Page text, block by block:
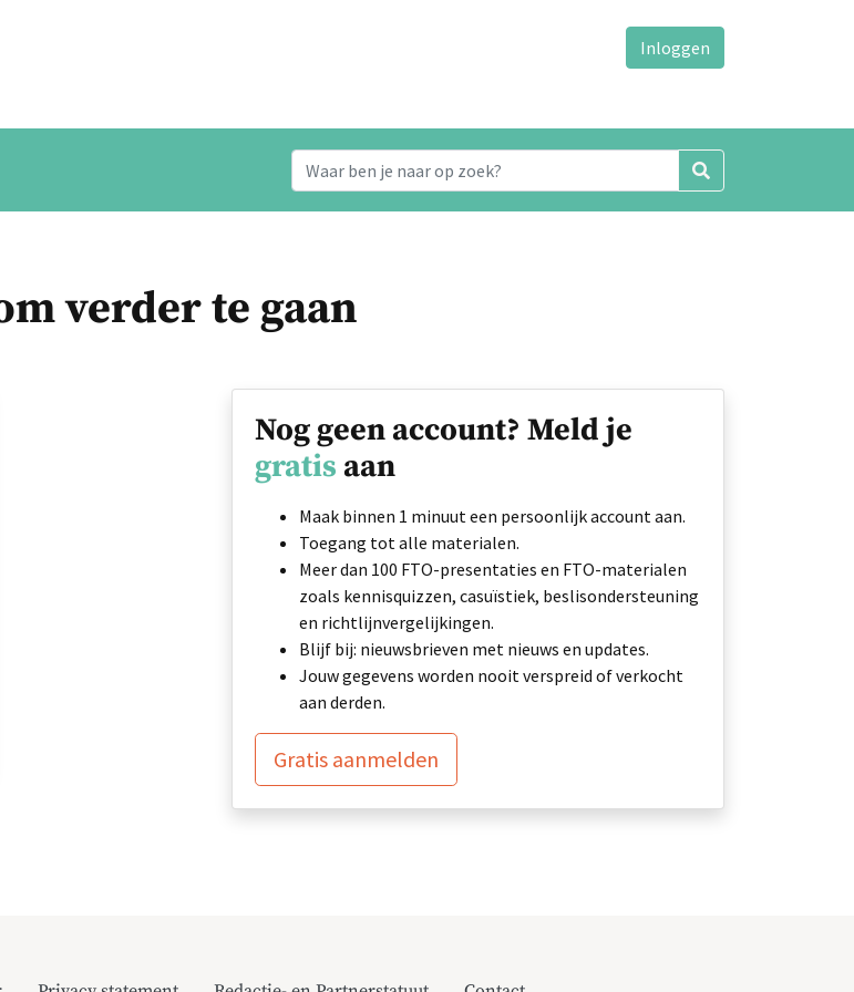
Inloggen
verder te gaan
Nog geen account? Meld je
gratis aan
Maak binnen 1 minuut een persoonlijk account aan.
Toegang tot alle materialen.
Meer dan 100 FTO-presentaties en FTO-materialen
zoals kennisquizzen, casuïstiek, beslisondersteuning
en richtlijnvergelijkingen.
Blijf bij: nieuwsbrieven met nieuws en updates.
Jouw gegevens worden nooit verspreid of verkocht
aan derden.
Gratis aanmelden